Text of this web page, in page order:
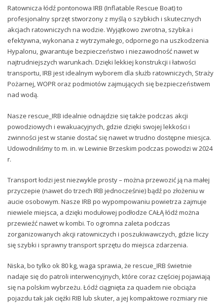
Ratownicza łódź pontonowa IRB (Inflatable Rescue Boat) to
profesjonalny sprzęt stworzony z myślą o szybkich i skutecznych
akcjach ratowniczych na wodzie. Wyjątkowo zwrotna, szybka i
efektywna, wykonana z wytrzymałego, odpornego na uszkodzenia
Hypalonu, gwarantuje bezpieczeństwo i niezawodność nawet w
najtrudniejszych warunkach. Dzięki lekkiej konstrukcji i łatwości
transportu, IRB jest idealnym wyborem dla służb ratowniczych, Straży
Pożarnej, WOPR oraz podmiotów zajmujących się bezpieczeństwem
nad wodą.
Nasze rescue_IRB idealnie odnajdzie się także podczas akcji
powodziowych i ewakuacyjnych, gdzie dzięki swojej lekkości i
zwinności jest w stanie dostać się nawet w trudno dostępne miesjca.
Udowodniliśmy to m. in. w Lewinie Brzeskim podczas powodzi w 2024
r.
Transport łodzi jest niezwykle prosty – można przewozić ją na małej
przyczepie (nawet do trzech IRB jednocześnie) bądź po złożeniu w
aucie osobowym. Nasze IRB po wypompowaniu powietrza zajmuje
niewiele miejsca, a dzięki modułowej podłodze CAŁĄ łódź można
przewieźć nawet w kombi. To ogromna zaleta podczas
zorganizowanych akcji ratowniczych i poszukiwawczych, gdzie liczy
się szybki i sprawny transport sprzętu do miejsca zdarzenia.
Niska, bo tylko ok 80 kg, waga sprawia, że rescue_IRB świetnie
nadaje się do patroli interwencyjnych, które coraz częściej pojawiają
się na polskim wybrzeżu. Łódź ciągnięta za quadem nie obciąża
pojazdu tak jak ciężki RIB lub skuter, a jej kompaktowe rozmiary nie